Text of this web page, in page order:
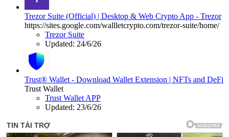
Trezor Suite (Official) | Desktop & Web Crypto App - Trezor
https://sites.google.com/wallletcrypto.com/trezor-suite/home/
Trezor Suite
Updated: 24/6/26
Trust® Wallet - Download Wallet Extension | NFTs and DeFi
Trust Wallet
Trust Wallet APP
Updated: 23/6/26